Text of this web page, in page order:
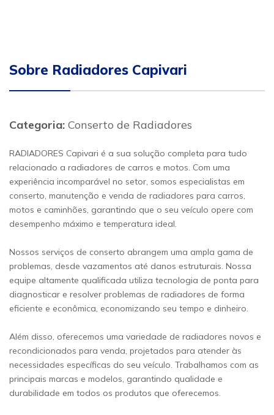
Sobre Radiadores Capivari
Categoria: Conserto de Radiadores
RADIADORES Capivari é a sua solução completa para tudo
relacionado a radiadores de carros e motos. Com uma
experiência incomparável no setor, somos especialistas em
conserto, manutenção e venda de radiadores para carros,
motos e caminhões, garantindo que o seu veículo opere com
desempenho máximo e temperatura ideal.
Nossos serviços de conserto abrangem uma ampla gama de
problemas, desde vazamentos até danos estruturais. Nossa
equipe altamente qualificada utiliza tecnologia de ponta para
diagnosticar e resolver problemas de radiadores de forma
eficiente e econômica, economizando seu tempo e dinheiro.
Além disso, oferecemos uma variedade de radiadores novos e
recondicionados para venda, projetados para atender às
necessidades específicas do seu veículo. Trabalhamos com as
principais marcas e modelos, garantindo qualidade e
durabilidade em todos os produtos que oferecemos.